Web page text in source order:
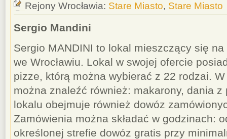
Rejony Wrocławia: Stare Miasto, Stare Miasto
Sergio Mandini
Sergio MANDINI to lokal mieszczący się
we Wrocławiu. Lokal w swojej ofercie
pizze, którą można wybierać z 22 rodzai.
można znaleźć również: makarony, dania z
lokalu obejmuje również dowóz
Zamówienia można składać w godzinach:
określonej strefie dowóz gratis przy